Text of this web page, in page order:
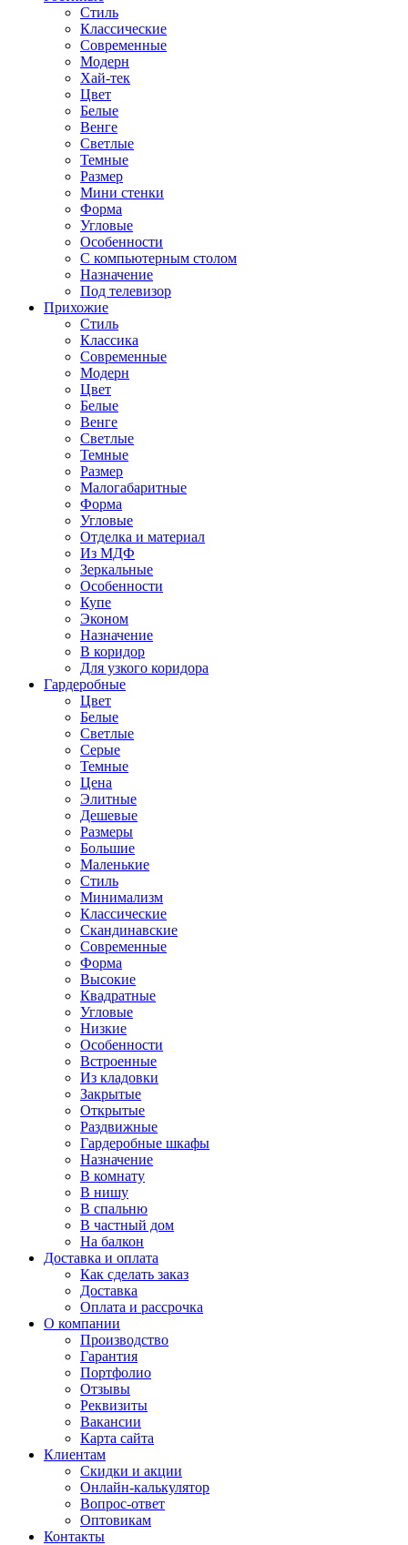
Стиль
Классические
Современные
Модерн
Хай-тек
Цвет
Белые
Венге
Светлые
Темные
Размер
Мини стенки
Форма
Угловые
Особенности
С компьютерным столом
Назначение
Под телевизор
Прихожие
Стиль
Классика
Современные
Модерн
Цвет
Белые
Венге
Светлые
Темные
Размер
Малогабаритные
Форма
Угловые
Отделка и материал
Из МДФ
Зеркальные
Особенности
Купе
Эконом
Назначение
В коридор
Для узкого коридора
Гардеробные
Цвет
Белые
Светлые
Серые
Темные
Цена
Элитные
Дешевые
Размеры
Большие
Маленькие
Стиль
Минимализм
Классические
Скандинавские
Современные
Форма
Высокие
Квадратные
Угловые
Низкие
Особенности
Встроенные
Из кладовки
Закрытые
Открытые
Раздвижные
Гардеробные шкафы
Назначение
В комнату
В нишу
В спальню
В частный дом
На балкон
Доставка и оплата
Как сделать заказ
Доставка
Оплата и рассрочка
О компании
Производство
Гарантия
Портфолио
Отзывы
Реквизиты
Вакансии
Карта сайта
Клиентам
Скидки и акции
Онлайн-калькулятор
Вопрос-ответ
Оптовикам
Контакты